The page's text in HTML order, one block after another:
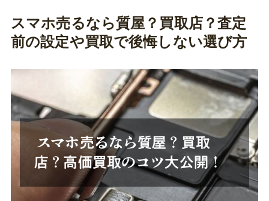
スマホ売るなら質屋？買取店？査定
前の設定や買取で後悔しない選び方
スマホ売るなら質屋？買取
店？高価買取のコツ大公開！